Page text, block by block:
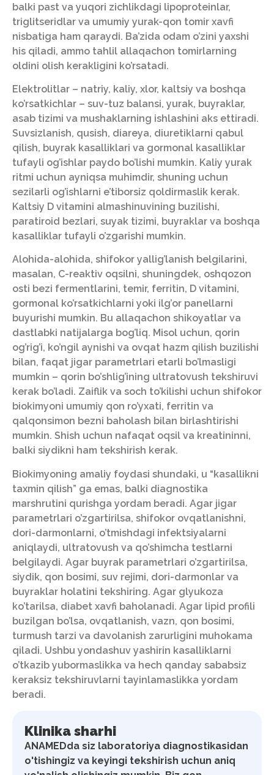
balki past va yuqori zichlikdagi lipoproteinlar,
triglitseridlar va umumiy yurak-qon tomir xavfi
nisbatiga ham qaraydi. Ba’zida odam o’zini yaxshi
his qiladi, ammo tahlil allaqachon tomirlarning
oldini olish kerakligini ko’rsatadi.
Elektrolitlar – natriy, kaliy, xlor, kaltsiy va boshqa
ko’rsatkichlar – suv-tuz balansi, yurak, buyraklar,
asab tizimi va mushaklarning ishlashini aks ettiradi.
Suvsizlanish, qusish, diareya, diuretiklarni qabul
qilish, buyrak kasalliklari va gormonal kasalliklar
tufayli og’ishlar paydo bo’lishi mumkin. Kaliy yurak
ritmi uchun ayniqsa muhimdir, shuning uchun
sezilarli og’ishlarni e’tiborsiz qoldirmaslik kerak.
Kaltsiy D vitamini almashinuvining buzilishi,
paratiroid bezlari, suyak tizimi, buyraklar va boshqa
kasalliklar tufayli o’zgarishi mumkin.
Alohida-alohida, shifokor yallig’lanish belgilarini,
masalan, C-reaktiv oqsilni, shuningdek, oshqozon
osti bezi fermentlarini, temir, ferritin, D vitamini,
gormonal ko’rsatkichlarni yoki ilg’or panellarni
buyurishi mumkin. Bu allaqachon shikoyatlar va
dastlabki natijalarga bog’liq. Misol uchun, qorin
og’rig’i, ko’ngil aynishi va ovqat hazm qilish buzilishi
bilan, faqat jigar parametrlari etarli bo’lmasligi
mumkin – qorin bo’shlig’ining ultratovush tekshiruvi
kerak bo’ladi. Zaiflik va soch to’kilishi uchun shifokor
biokimyoni umumiy qon ro’yxati, ferritin va
qalqonsimon bezni baholash bilan birlashtirishi
mumkin. Shish uchun nafaqat oqsil va kreatininni,
balki siydikni ham tekshirish kerak.
Biokimyoning amaliy foydasi shundaki, u “kasallikni
taxmin qilish” ga emas, balki diagnostika
marshrutini qurishga yordam beradi. Agar jigar
parametrlari o’zgartirilsa, shifokor ovqatlanishni,
dori-darmonlarni, o’tmishdagi infektsiyalarni
aniqlaydi, ultratovush va qo’shimcha testlarni
belgilaydi. Agar buyrak parametrlari o’zgartirilsa,
siydik, qon bosimi, suv rejimi, dori-darmonlar va
buyraklar holatini tekshiring. Agar glyukoza
ko’tarilsa, diabet xavfi baholanadi. Agar lipid profili
buzilgan bo’lsa, ovqatlanish, vazn, qon bosimi,
turmush tarzi va davolanish zarurligini muhokama
qiladi. Ushbu yondashuv yashirin kasalliklarni
o’tkazib yubormaslikka va hech qanday sababsiz
keraksiz tekshiruvlarni tayinlamaslikka yordam
beradi.
Klinika sharhi
ANAMEDda siz laboratoriya diagnostikasidan
o'tishingiz va keyingi tekshirish uchun aniq